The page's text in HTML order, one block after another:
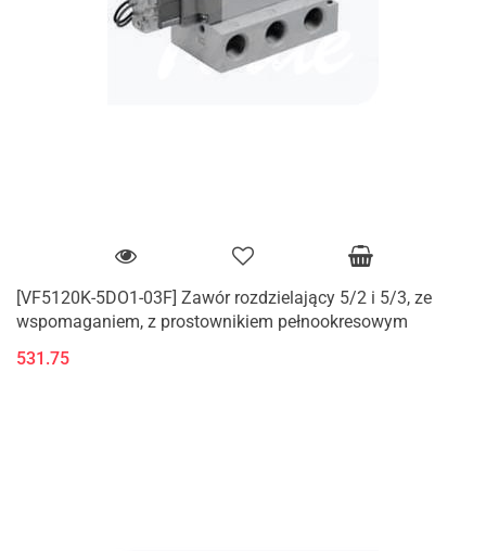
[VF5120K-5DO1-03F] Zawór rozdzielający 5/2 i 5/3, ze
wspomaganiem, z prostownikiem pełnookresowym
531.75